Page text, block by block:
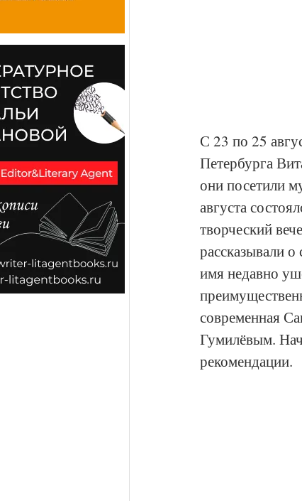
С 23 по 25
Петербурга
они посетили
августа
творческий
рассказывали
имя недавно
современная
Гумилёвым.
рекомендации.